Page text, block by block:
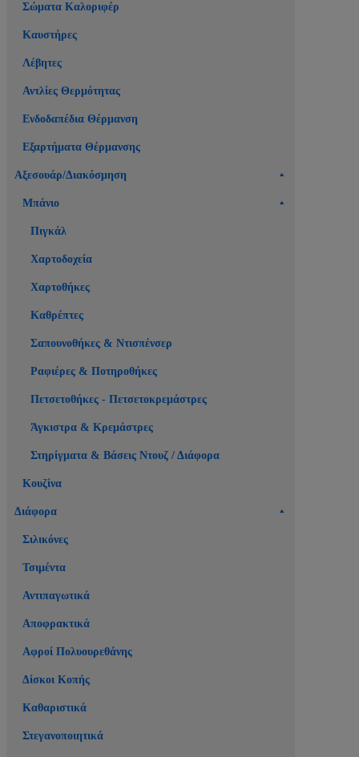
Σώματα Καλοριφέρ
Καυστήρες
Λέβητες
Αντλίες Θερμότητας
Ενδοδαπέδια Θέρμανση
Εξαρτήματα Θέρμανσης
Αξεσουάρ/Διακόσμηση
Μπάνιο
Πιγκάλ
Χαρτοδοχεία
Χαρτοθήκες
Καθρέπτες
Σαπουνοθήκες & Ντισπένσερ
Ραφιέρες & Ποτηροθήκες
Πετσετοθήκες - Πετσετοκρεμάστρες
Άγκιστρα & Κρεμάστρες
Στηρίγματα & Βάσεις Ντουζ / Διάφορα
Κουζίνα
Διάφορα
Σιλικόνες
Τσιμέντα
Αντιπαγωτικά
Αποφρακτικά
Αφροί Πολυουρεθάνης
Δίσκοι Κοπής
Καθαριστικά
Στεγανοποιητικά